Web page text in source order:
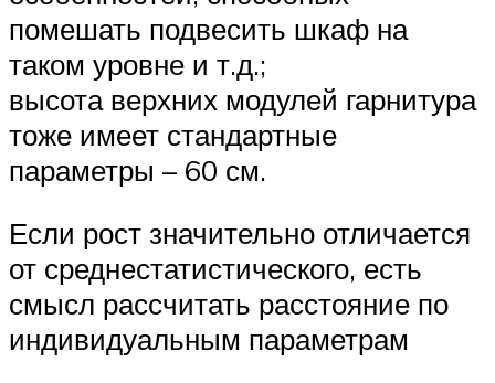
помешать подвесить шкаф на
таком уровне и т.д.;
высота верхних модулей гарнитура
тоже имеет стандартные
параметры – 60 см.
Если рост значительно отличается
от среднестатистического, есть
смысл рассчитать расстояние по
индивидуальным параметрам